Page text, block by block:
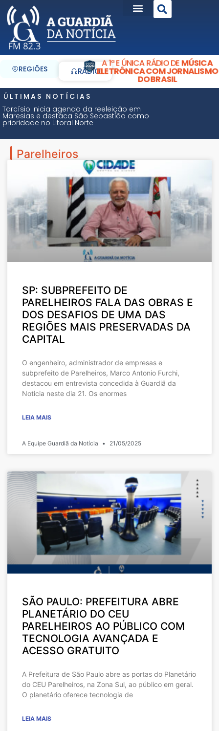
REGIÕES RÁDIO
A 1ª E ÚNICA RÁDIO DEMÚSICA
ELETRÔNICA COM JORNALISMO
DO BRASIL
ÚLTIMAS NOTÍCIAS
Tarcísio inicia agenda da reeleição em
Maresias e destaca São Sebastião como
prioridade no Litoral Norte
Parelheiros
SP: SUBPREFEITO DE
PARELHEIROS FALA DAS OBRAS E
DOS DESAFIOS DE UMA DAS
REGIÕES MAIS PRESERVADAS DA
CAPITAL
O engenheiro, administrador de empresas e
subprefeito de Parelheiros, Marco Antonio Furchi,
destacou em entrevista concedida à Guardiã da
Noticia neste dia 21. Os enormes
LEIA MAIS
A Equipe Guardiã da Notícia 21/05/2025
SÃO PAULO: PREFEITURA ABRE
PLANETÁRIO DO CEU
PARELHEIROS AO PÚBLICO COM
TECNOLOGIA AVANÇADA E
ACESSO GRATUITO
A Prefeitura de São Paulo abre as portas do Planetário
do CEU Parelheiros, na Zona Sul, ao público em geral.
O planetário oferece tecnologia de
LEIA MAIS